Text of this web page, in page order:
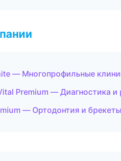
— Многопрофильные
Premium — Диагностика и
— Ортодонтия и